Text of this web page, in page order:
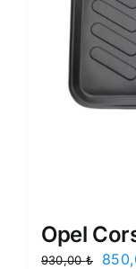
Opel
930,00₺